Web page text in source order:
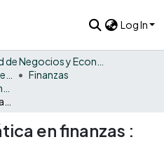
Log In
Finanzas
en finanzas :